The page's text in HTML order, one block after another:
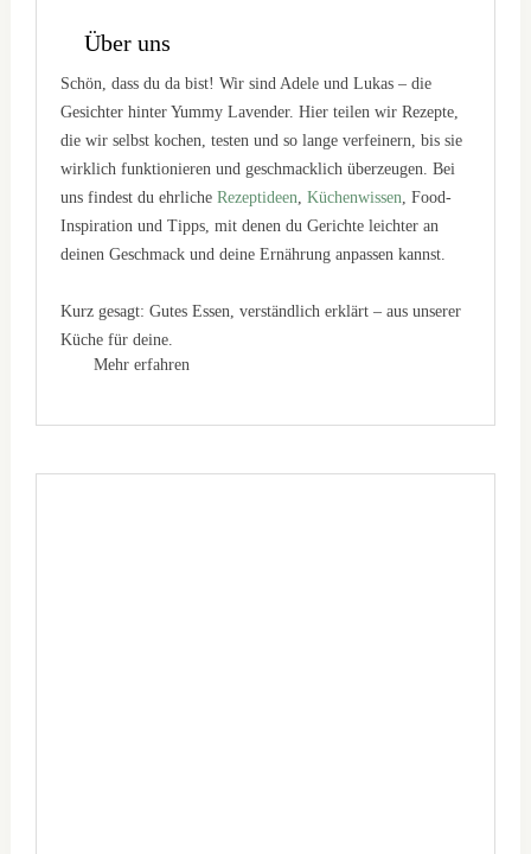
Über uns
Schön, dass du da bist! Wir sind Adele und Lukas – die
Gesichter hinter Yummy Lavender. Hier teilen wir Rezepte,
die wir selbst kochen, testen und so lange verfeinern, bis sie
wirklich funktionieren und geschmacklich überzeugen. Bei
uns findest du ehrlicheRezeptideen ,Küchenwissen , Food-
Inspiration und Tipps, mit denen du Gerichte leichter an
deinen Geschmack und deine Ernährung anpassen kannst.
Kurz gesagt: Gutes Essen, verständlich erklärt – aus unserer
Küche für deine.
Mehr erfahren